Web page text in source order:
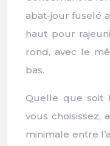
abat-jour fuselé
haut pour
rond, avec le
bas.
Quelle que soit
vous choisissez,
minimale entre